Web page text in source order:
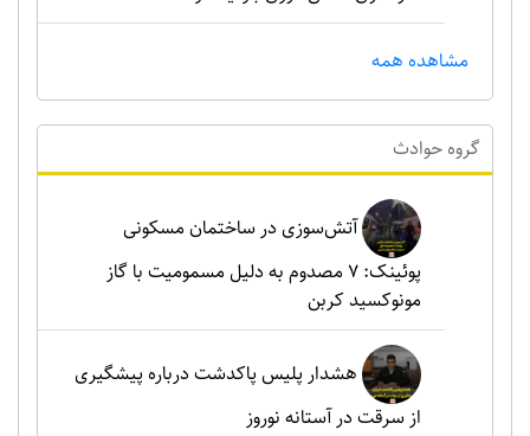
مشاهده همه
گروه حوادث
آتش‌سوزی در ساختمان مسکونی
پوئینک: 7 مصدوم به دلیل مسمومیت با گاز
مونوکسید کربن
هشدار پلیس پاکدشت درباره پیشگیری
از سرقت در آستانه نوروز